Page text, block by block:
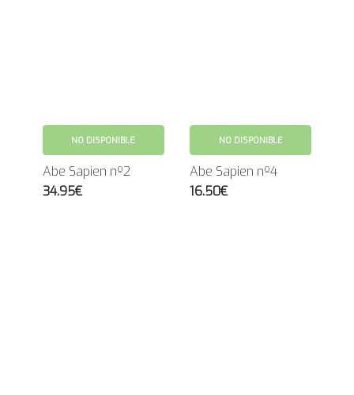
NO DISPONIBLE
Abe Sapien nº2
34.95€
NO DISPONIBLE
Abe Sapien nº4
16.50€